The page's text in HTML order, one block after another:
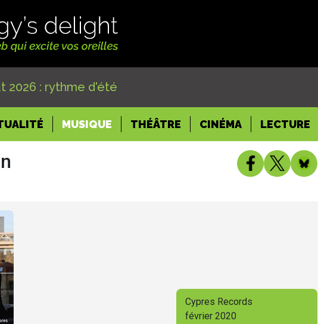
2026 : rythme d'été
MUSIQUE THÉÂTRE CINÉMA LECTURE
Cypres Records
février 2020